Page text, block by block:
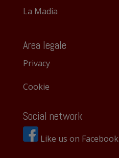
La Madia
Area legale
Privacy
Cookie
Social network
Like us on Facebook